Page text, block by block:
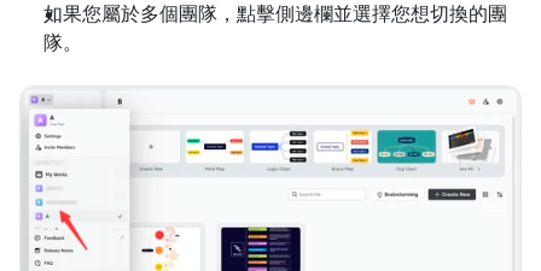
如果您屬於多個團隊，點擊側邊欄並選擇您想切換的團
隊。